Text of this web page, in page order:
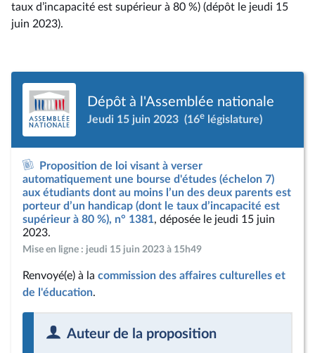
taux d’incapacité est supérieur à 80 %) (dépôt le jeudi 15
juin 2023).
Dépôt à l'Assemblée nationale
Jeudi 15 juin 2023 (16e législature)
Proposition de loi visant à verser
automatiquement une bourse d'études (échelon 7)
aux étudiants dont au moins l’un des deux parents est
porteur d’un handicap (dont le taux d’incapacité est
supérieur à 80 %), n° 1381, déposée le jeudi 15 juin
2023.
Mise en ligne : jeudi 15 juin 2023 à 15h49
Renvoyé(e) à la commission des affaires culturelles et
de l'éducation.
Auteur de la proposition